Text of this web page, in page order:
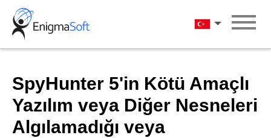
Skip
content
Türkçe
SpyHunter 5'in Kötü Amaçlı
Yazılım veya Diğer Nesneleri
Algılamadığı veya